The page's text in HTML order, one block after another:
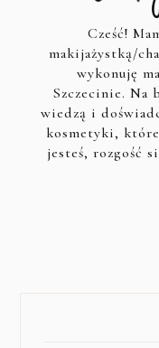
Cześć!
makijażystką/
wykonuję
Szczecinie. Na
wiedzą i
kosmetyki,
jesteś, rozgość